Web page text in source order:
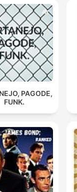
PAGODE,
FUNK.